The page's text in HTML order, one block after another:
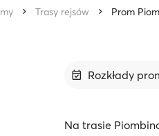
Trasy rejsów Prom
Rozkłady
Na trasie